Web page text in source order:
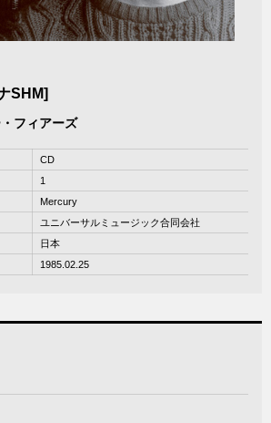
SHM]
フィアーズ
CD
1
Mercury
ユニバーサルミュージック合同会社
日本
1985.02.25